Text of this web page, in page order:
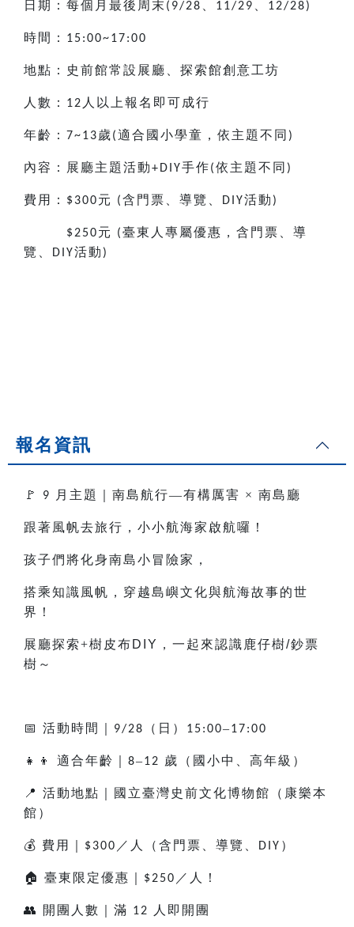
日期：每個月最後周末 (9/28 11/29 12/28)
時間： 15:00~17:00
地點：史前館常設展廳、探索館創意工坊
人數： 12 人以上報名即可成行
年齡： 7~13歲(適合國小學童，依主題不同 )
內容：展廳主題活動+DIY手作(依主題不同 )
費用： $300元 (含門票、導覽、 DIY活動 )
$250元 (臺東人專屬優惠，含門票、導
覽、 DIY活動 )
報名資訊
🚩 9 月主題｜南島航行—有構厲害 × 南島廳
跟著風帆去旅行，小小航海家啟航囉！
孩子們將化身南島小冒險家，
搭乘知識風帆，穿越島嶼文化與航海故事的世
界！
展廳探索+樹皮布 DIY ，一起來認識鹿仔樹/鈔票
樹～
📅 活動時間｜ 9/28 （日） 15:00–17:00
👧👦 適合年齡｜ 8–12 歲（國小中、高年級）
📍 活動地點｜國立臺灣史前文化博物館（康樂本
館）
💰 費用｜ $300 ／人（含門票、導覽、 DIY ）
🏠 臺東限定優惠｜ $250 ／人！
👥 開團人數｜滿 12 人即開團